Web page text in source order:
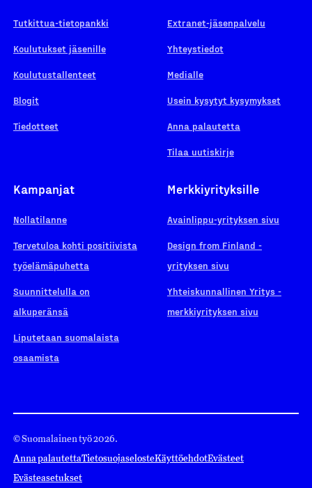
Tutkittua-tietopankki
Koulutukset jäsenille
Koulutustallenteet
Blogit
Tiedotteet
Extranet-jäsenpalvelu
Yhteystiedot
Medialle
Usein kysytyt kysymykset
Anna palautetta
Tilaa uutiskirje
Kampanjat
Nollatilanne
Tervetuloa kohti positiivista
työelämäpuhetta
Suunnittelulla on
alkuperänsä
Liputetaan suomalaista
osaamista
Merkkiyrityksille
Avainlippu-yrityksen sivu
Design from Finland -
yrityksen sivu
Yhteiskunnallinen Yritys -
merkkiyrityksen sivu
© Suomalainen työ 2026.
Anna palautettaTietosuojaselosteKäyttöehdotEvästeet
Evästeasetukset